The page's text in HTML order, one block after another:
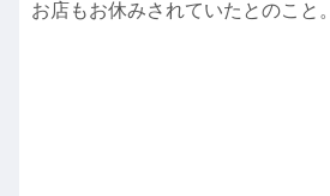
お店もお休みされていたとのこと。